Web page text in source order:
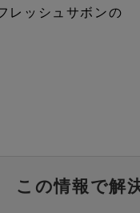
レッシュサボンの
この情報で解